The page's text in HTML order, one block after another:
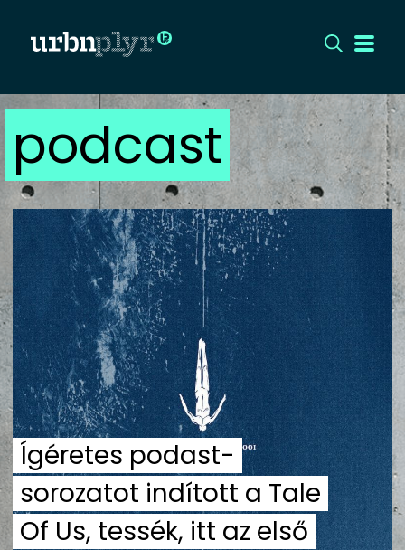
CÍMLAP
DIZÁJN
DIVAT
HIP
KULT
UTCA
ZENE
MÉDIAAJÁNLAT
IMPRESSZUM
PR-ARCHÍVUM
ADATKEZELÉSI TÁJÉKOZTATÓ
podcast
Ígéretes podast-
sorozatot indított a Tale
Of Us, tessék, itt az első